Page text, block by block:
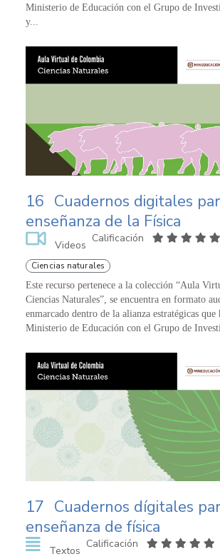
Ministerio de Educación con el Grupo de
y...
16 Cuadernos digitales
enseñanza de la Física
Videos
Calificación
Ciencias naturales
Este recurso pertenece a la colección “Aula
Ciencias Naturales”, se encuentra en formato
enmarcado dentro de la alianza estratégicas que
Ministerio de Educación con el Grupo de
17 Cuadernos dígitales
enseñanza de física
Textos
Calificación